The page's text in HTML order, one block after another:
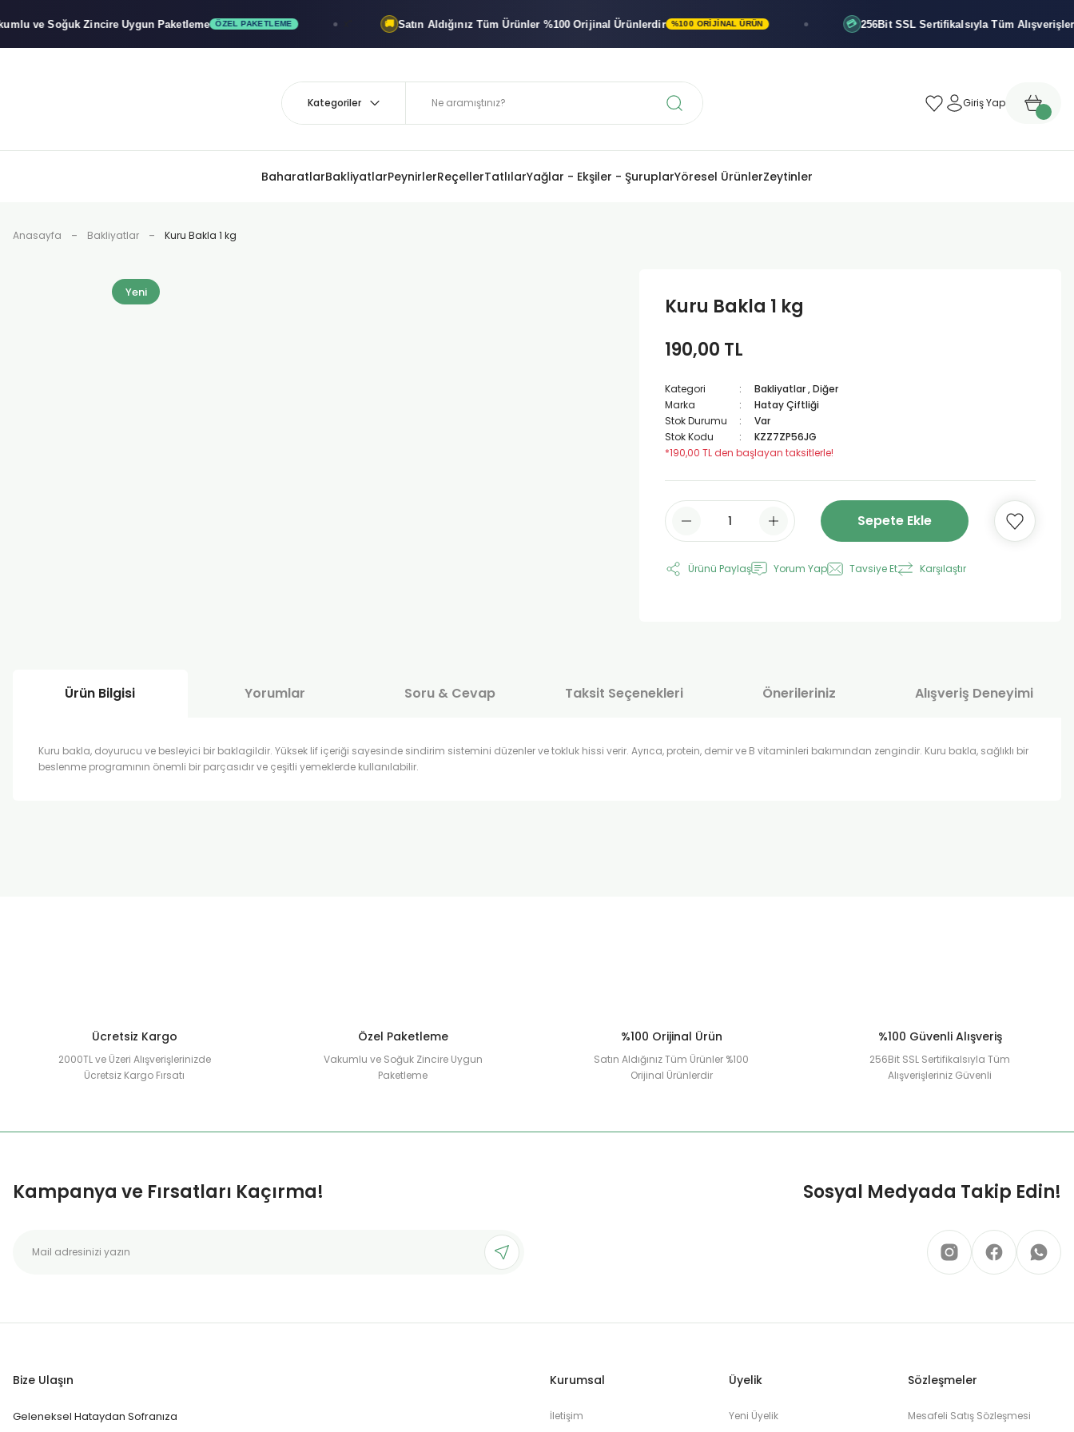
SoğukZincire Uygun Paketleme ÖZEL PAKETLEME Satın Aldığınız Tüm Ürünler %100 OrijinalÜrünlerdir %100 ORIJINAL ÜRÜN 💳 256Bit SSL SertifikalsıylaTüm Alışverişleriniz
Giriş Yap
BaharatlarBakliyatlarPeynirlerReçellerTatlılarYağlar - Ekşiler - ŞuruplarYöresel ÜrünlerZeytinler
Anasayfa Bakliyatlar Kuru Bakla 1 kg
Yeni
Kuru Bakla 1 kg
190,00 TL
Kategori Bakliyatlar,Diğer
Marka
Hatay Çiftliği
Stok Durumu
Var
Stok Kodu
KZZ7ZP56JG
*190,00 TL den başlayan taksitlerle!
Sepete Ekle
Ürünü Paylaş Yorum Yap Tavsiye Et Karşılaştır
Ürün Bilgisi Yorumlar Soru & Cevap Taksit Seçenekleri Önerileriniz Alışveriş Deneyimi
Kuru bakla, doyurucu ve besleyici bir baklagildir. Yüksek lif içeriği sayesinde sindirim sistemini düzenler ve tokluk hissi verir. Ayrıca, protein, demir ve B vitaminleri bakımından zengindir. Kuru bakla, sağlıklı bir
beslenme programının önemli bir parçasıdır ve çeşitli yemeklerde kullanılabilir.
Ücretsiz Kargo
2000TL ve Üzeri Alışverişlerinizde
Ücretsiz Kargo Fırsatı
Özel Paketleme
Vakumlu ve Soğuk Zincire Uygun
Paketleme
%100 Orijinal Ürün
Satın Aldığınız Tüm Ürünler %100
Orijinal Ürünlerdir
%100 Güvenli Alışveriş
256Bit SSL Sertifikalsıyla Tüm
Alışverişleriniz Güvenli
Kampanya ve Fırsatları Kaçırma! Sosyal Medyada Takip Edin!
Bize Ulaşın
Geleneksel Hataydan Sofranıza
Kurumsal
İletişim
Üyelik
Yeni Üyelik
Sözleşmeler
Mesafeli Satış Sözleşmesi